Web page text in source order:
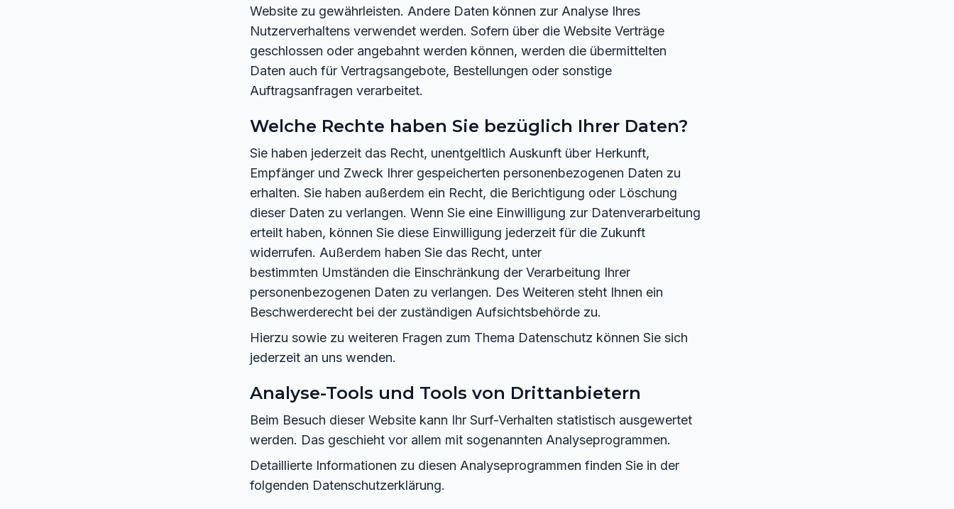
Website zu gewährleisten. Andere Daten können zur Analyse Ihres
Nutzerverhaltens verwendet werden. Sofern über die Website Verträge
geschlossen oder angebahnt werden können, werden die übermittelten
Daten auch für Vertragsangebote, Bestellungen oder sonstige
Auftragsanfragen verarbeitet.
Welche Rechte haben Sie bezüglich Ihrer Daten?
Sie haben jederzeit das Recht, unentgeltlich Auskunft über Herkunft,
Empfänger und Zweck Ihrer gespeicherten personenbezogenen Daten zu
erhalten. Sie haben außerdem ein Recht, die Berichtigung oder Löschung
dieser Daten zu verlangen. Wenn Sie eine Einwilligung zur Datenverarbeitung
erteilt haben, können Sie diese Einwilligung jederzeit für die Zukunft
widerrufen. Außerdem haben Sie das Recht, unter
bestimmten Umständen die Einschränkung der Verarbeitung Ihrer
personenbezogenen Daten zu verlangen. Des Weiteren steht Ihnen ein
Beschwerderecht bei der zuständigen Aufsichtsbehörde zu.
Hierzu sowie zu weiteren Fragen zum Thema Datenschutz können Sie sich
jederzeit an uns wenden.
Analyse-Tools und Tools von Drittanbietern
Beim Besuch dieser Website kann Ihr Surf-Verhalten statistisch ausgewertet
werden. Das geschieht vor allem mit sogenannten Analyseprogrammen.
Detaillierte Informationen zu diesen Analyseprogrammen finden Sie in der
folgenden Datenschutzerklärung.